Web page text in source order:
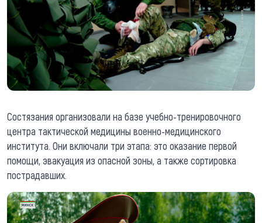
Состязания организовали на базе учебно-тренировочного
центра тактической медицины военно-медицинского
института. Они включали три этапа: это оказание первой
помощи, эвакуация из опасной зоны, а также сортировка
пострадавших.